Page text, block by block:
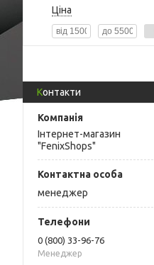
Ціна
Контакти
Інтернет-магазин
"FenixShops"
менеджер
0 (800) 33-96-76
Менеджер